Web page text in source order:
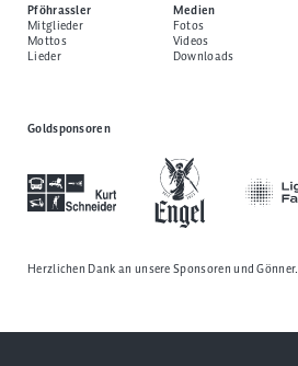
Pföhrassler
Mitglieder
Mottos
Lieder
Medien
Fotos
Videos
Downloads
Goldsponsoren
Herzlichen Dank an unsereSponsoren und Gönner.